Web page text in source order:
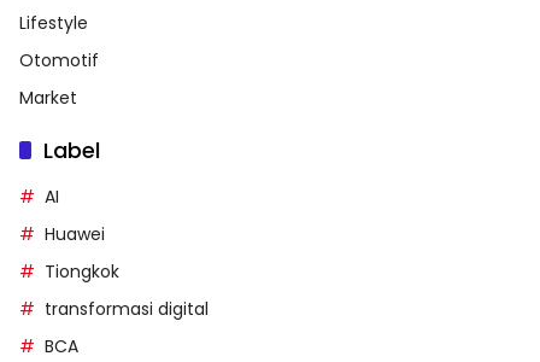
Lifestyle
Otomotif
Market
Label
AI
Huawei
Tiongkok
transformasi digital
BCA